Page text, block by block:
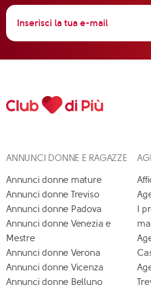
ANNUNCI DONNE E RAGAZZE
Annunci donne mature
Annunci donne Treviso
Annunci donne Padova
Annunci donne Venezia e
Mestre
Annunci donne Verona
Annunci donne Vicenza
Annunci donne Belluno
I